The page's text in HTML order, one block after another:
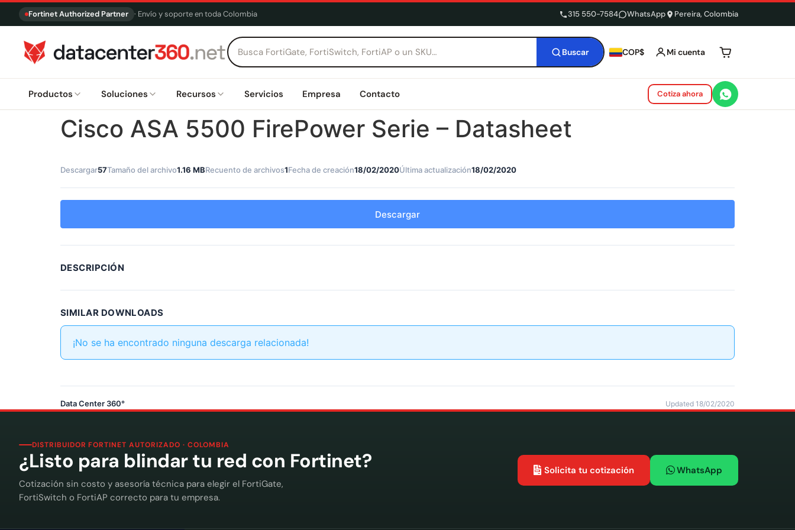
Fortinet Authorized Partner · Envío y soporte en toda Colombia 315 550-7584 WhatsApp Pereira, Colombia
Buscar COP$ Mi cuenta Tu carrito está
Productos Soluciones Recursos Servicios Empresa Contacto Cotiza ahora
Cisco ASA 5500 FirePower Serie – Datasheet
Descargar57Tamaño del archivo1.16 MBRecuento de archivos1Fecha de creación18/02/2020Última actualización18/02/2020
Descargar
DESCRIPCIÓN
SIMILAR DOWNLOADS
¡No se ha encontrado ninguna descarga relacionada!
Data Center 360° Updated 18/02/2020
DISTRIBUIDOR FORTINET AUTORIZADO · COLOMBIA
¿Listo para blindar tu red con Fortinet?
Cotización sin costo y asesoría técnica para elegir el FortiGate,
FortiSwitch o FortiAP correcto para tu empresa.
Solicita tu cotización WhatsApp